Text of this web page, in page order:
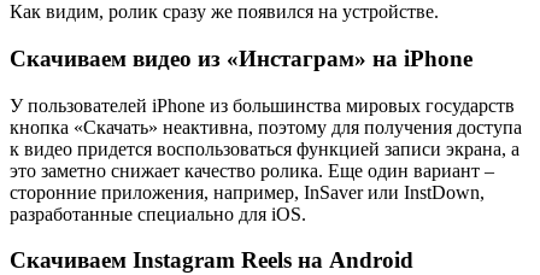
Как видим, ролик сразу же появился на устройстве.
Скачиваем видео из «Инстаграм» на iPhone
У пользователей iPhone из большинства мировых государств
кнопка «Скачать» неактивна, поэтому для получения доступа
к видео придется воспользоваться функцией записи экрана, а
это заметно снижает качество ролика. Еще один вариант –
сторонние приложения, например, InSaver или InstDown,
разработанные специально для iOS.
Скачиваем Instagram Reels на Android